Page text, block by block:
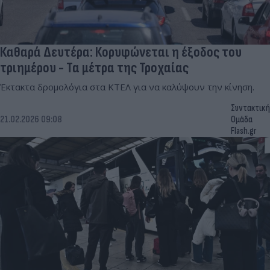
Καθαρά Δευτέρα: Κορυφώνεται η έξοδος του
τριημέρου - Τα μέτρα της Τροχαίας
Έκτακτα δρομολόγια στα ΚΤΕΛ για να καλύψουν την κίνηση.
21.02.2026 09:08
Συντακτική
Ομάδα
Flash.gr